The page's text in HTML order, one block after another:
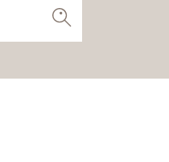
Søk